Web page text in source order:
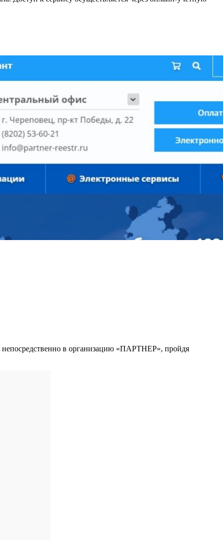
непосредственно в организацию «ПАРТНЕР», пройдя